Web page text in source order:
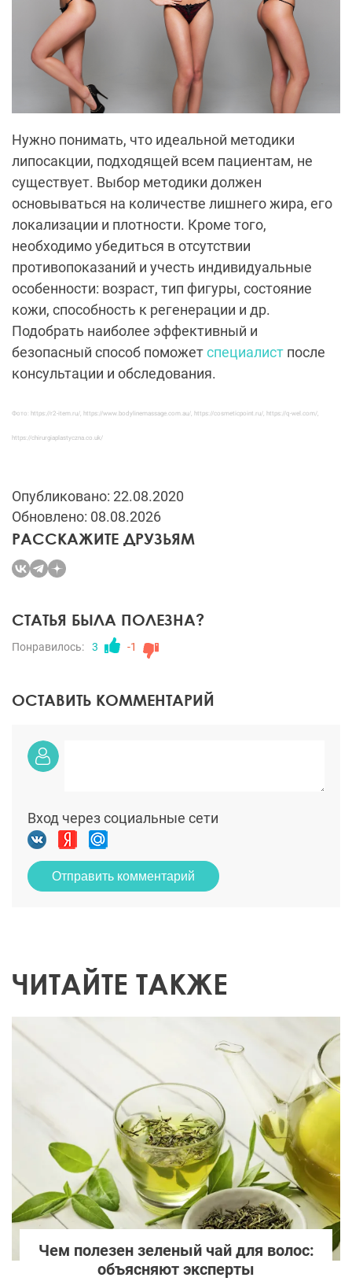
Нужно понимать, что идеальной методики
липосакции, подходящей всем пациентам, не
существует. Выбор методики должен
основываться на количестве лишнего жира, его
локализации и плотности. Кроме того,
необходимо убедиться в отсутствии
противопоказаний и учесть индивидуальные
особенности: возраст, тип фигуры, состояние
кожи, способность к регенерации и др.
Подобрать наиболее эффективный и
безопасный способ поможетспециалист после
консультации и обследования.
Фото: https://r2-item.ru/, https://www.bodylinemassage.com.au/, https://cosmeticpoint.ru/, https://q-wel.com/,
https://chirurgiaplastyczna.co.uk/
Опубликовано: 22.08.2020
Обновлено: 08.08.2026
РАССКАЖИТЕ ДРУЗЬЯМ
СТАТЬЯ БЫЛА ПОЛЕЗНА?
Понравилось: 3 -1
ОСТАВИТЬ КОММЕНТАРИЙ
Вход через социальные сети
Отправить комментарий
ЧИТАЙТЕ ТАКЖЕ
Чем полезен зеленый чай для волос:
объясняют эксперты